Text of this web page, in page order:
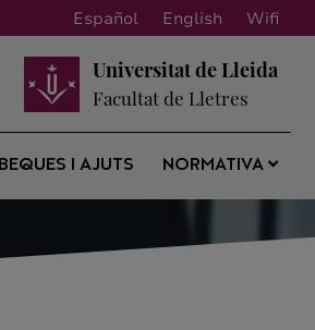
Español English Wifi
Universitat de Lleida
Facultat de Lletres
BEQUES I AJUTS NORMATIVA